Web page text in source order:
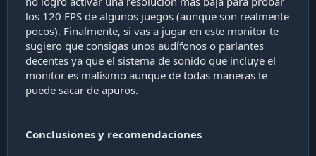
los 120 FPS de algunos juegos (aunque son realmente
pocos). Finalmente, si vas a jugar en este monitor te
sugiero que consigas unos audífonos o parlantes
decentes ya que el sistema de sonido que incluye el
monitor es malísimo aunque de todas maneras te
puede sacar de apuros.
Conclusiones y recomendaciones